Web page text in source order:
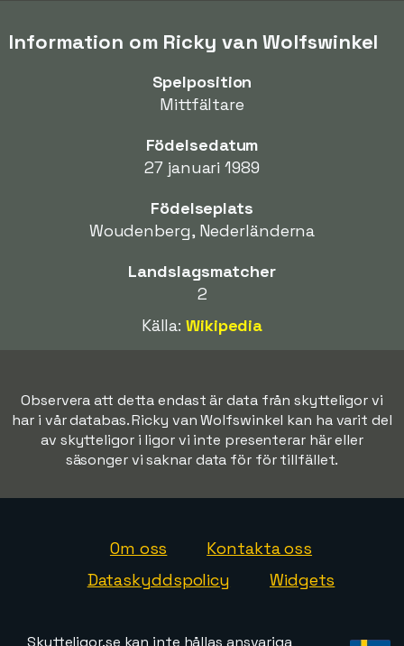
Information om Ricky van Wolfswinkel
Spelposition
Mittfältare
Födelsedatum
27 januari 1989
Födelseplats
Woudenberg, Nederländerna
Landslagsmatcher
2
Källa:Wikipedia
Observera att detta endast är data från skytteligor vi
har i vår databas. Ricky van Wolfswinkel kan ha varit del
av skytteligor i ligor vi inte presenterar här eller
säsonger vi saknar data för för tillfället.
Om oss
Kontakta oss
Dataskyddspolicy
Widgets